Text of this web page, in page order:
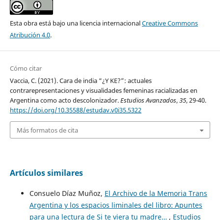
Esta obra está bajo una licencia internacionalCreative Commons
Atribución 4.0.
Cómo citar
Vaccia, C. (2021). Cara de india “¿Y KE?”: actuales
contrarepresentaciones y visualidades femeninas racializadas en
Argentina como acto descolonizador.Estudios Avanzados,35, 29-40.
https://doi.org/10.35588/estudav.v0i35.5322
Más formatos de cita
Artículos similares
Consuelo Díaz Muñoz, El Archivo de la Memoria Trans
Argentina y los espacios liminales del libro: Apuntes
para una lectura de Si te viera tu madre… , Estudios